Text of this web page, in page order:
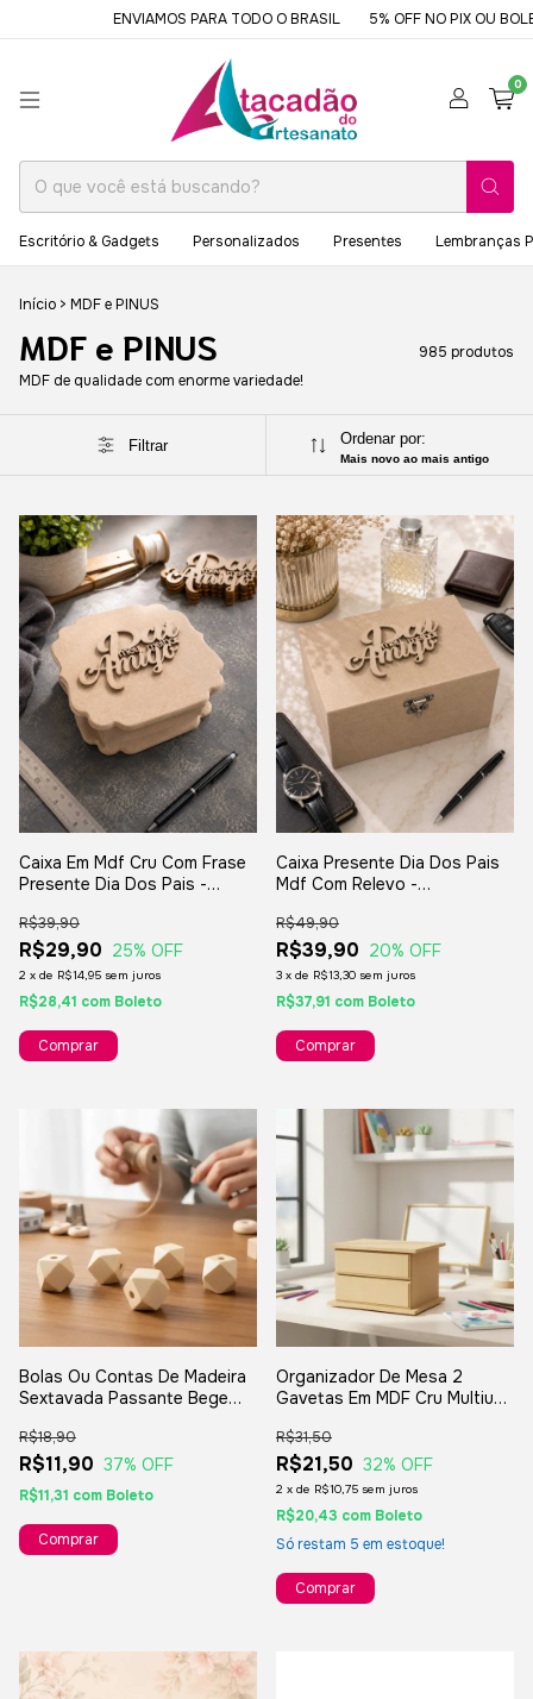
PARA TODO O BRASIL 5% OFF NO PIX OU BOLETO DESDE
0
Escritório & Gadgets Personalizados Presentes Lembranças
Início > MDF e PINUS
MDF e PINUS
985 produtos
MDF de qualidade com enorme variedade!
Filtrar Ordenar por:
Mais novo ao mais antigo
Caixa Em Mdf Cru Com Frase
Presente Dia Dos Pais -
R$29,90
R$39,90
25% OFF
2 x de R$14,95 sem juros
R$28,41 com Boleto
Caixa Presente Dia Dos Pais
Mdf Com Relevo -
R$39,90
R$49,90
20% OFF
3 x de R$13,30 sem juros
R$37,91 com Boleto
Bolas Ou Contas De Madeira
Sextavada Passante Bege
R$11,90
R$18,90
37% OFF
R$11,31 com Boleto
Comprar
Organizador De Mesa 2
Gavetas Em MDF Cru Multiuso
R$21,50
R$31,50
32% OFF
2 x de R$10,75 sem juros
R$20,43 com Boleto
Só restam 5 em estoque!